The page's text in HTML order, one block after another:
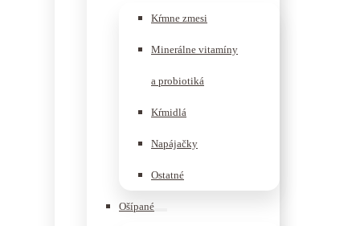
Kŕmne zmesi
Minerálne vitamíny
a probiotiká
Kŕmidlá
Napájačky
Ostatné
Ošípané